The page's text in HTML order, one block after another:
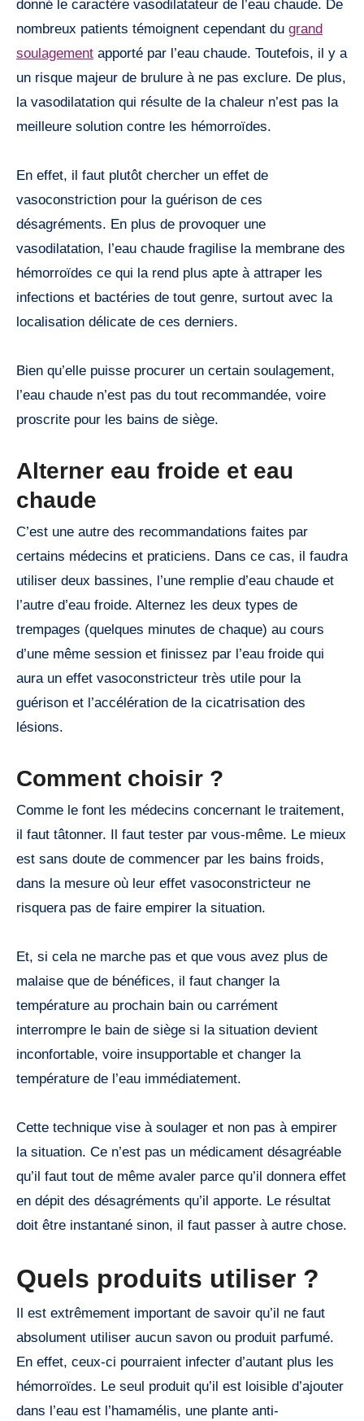
donné le caractère vasodilatateur de l’eau chaude. De
nombreux patients témoignent cependant du grand
soulagement apporté par l’eau chaude. Toutefois, il y a
un risque majeur de brulure à ne pas exclure. De plus,
la vasodilatation qui résulte de la chaleur n’est pas la
meilleure solution contre les hémorroïdes.
En effet, il faut plutôt chercher un effet de
vasoconstriction pour la guérison de ces
désagréments. En plus de provoquer une
vasodilatation, l’eau chaude fragilise la membrane des
hémorroïdes ce qui la rend plus apte à attraper les
infections et bactéries de tout genre, surtout avec la
localisation délicate de ces derniers.
Bien qu’elle puisse procurer un certain soulagement,
l’eau chaude n’est pas du tout recommandée, voire
proscrite pour les bains de siège.
Alterner eau froide et eau
chaude
C’est une autre des recommandations faites par
certains médecins et praticiens. Dans ce cas, il faudra
utiliser deux bassines, l’une remplie d’eau chaude et
l’autre d’eau froide. Alternez les deux types de
trempages (quelques minutes de chaque) au cours
d’une même session et finissez par l’eau froide qui
aura un effet vasoconstricteur très utile pour la
guérison et l’accélération de la cicatrisation des
lésions.
Comment choisir ?
Comme le font les médecins concernant le traitement,
il faut tâtonner. Il faut tester par vous-même. Le mieux
est sans doute de commencer par les bains froids,
dans la mesure où leur effet vasoconstricteur ne
risquera pas de faire empirer la situation.
Et, si cela ne marche pas et que vous avez plus de
malaise que de bénéfices, il faut changer la
température au prochain bain ou carrément
interrompre le bain de siège si la situation devient
inconfortable, voire insupportable et changer la
température de l’eau immédiatement.
Cette technique vise à soulager et non pas à empirer
la situation. Ce n’est pas un médicament désagréable
qu’il faut tout de même avaler parce qu’il donnera effet
en dépit des désagréments qu’il apporte. Le résultat
doit être instantané sinon, il faut passer à autre chose.
Quels produits utiliser ?
Il est extrêmement important de savoir qu’il ne faut
absolument utiliser aucun savon ou produit parfumé.
En effet, ceux-ci pourraient infecter d’autant plus les
hémorroïdes. Le seul produit qu’il est loisible d’ajouter
dans l’eau est l’hamamélis, une plante anti-